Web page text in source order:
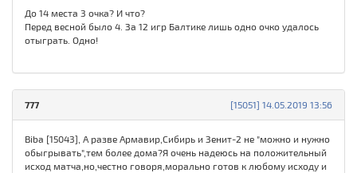
До 14 места 3 очка? И что?
Перед весной было 4. За 12 игр Балтике лишь одно очко удалось
отыграть. Одно!
[15051] 14.05.2019 13:56
777
Biba [15043], А разве Армавир,Сибирь и Зенит-2 не "можно и нужно
обыгрывать",тем более дома?Я очень надеюсь на положительный
исход матча,но,честно говоря,морально готов к любому исходу и